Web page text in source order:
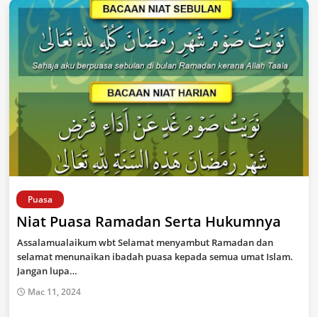
Puasa
Niat Puasa Ramadan Serta Hukumnya
Assalamualaikum wbt Selamat menyambut Ramadan dan
selamat menunaikan ibadah puasa kepada semua umat Islam.
Jangan lupa…
Mac 11, 2024